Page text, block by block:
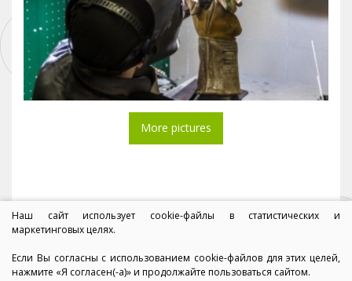
More pictures
Наш сайт использует cookie-файлы в статистических и
маркетинговых целях.
Если Вы согласны с использованием cookie-файлов для этих целей,
нажмите «Я согласен(-а)» и продолжайте пользоваться сайтом.